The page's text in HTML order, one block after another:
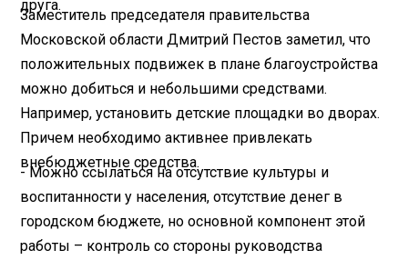
друга.
Заместитель председателя правительства
Московской области Дмитрий Пестов заметил, что
положительных подвижек в плане благоустройства
можно добиться и небольшими средствами.
Например, установить детские площадки во дворах.
Причем необходимо активнее привлекать
внебюджетные средства.
- Можно ссылаться на отсутствие культуры и
воспитанности у населения, отсутствие денег в
городском бюджете, но основной компонент этой
работы – контроль со стороны руководства